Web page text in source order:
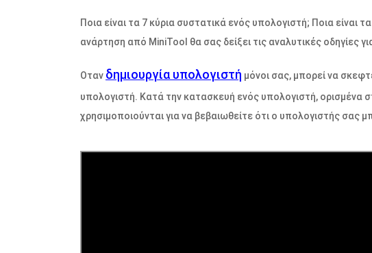
Ποια είναι τα 7 κύρια συστατικά ενός υπολογιστή; Ποια είναι
ανάρτηση από MiniTool θα σας δείξει τις αναλυτικές οδηγίες
Οταν δημιουργία υπολογιστή μόνοι σας, μπορεί να
υπολογιστή. Κατά την κατασκευή ενός υπολογιστή, ορισμένα
χρησιμοποιούνται για να βεβαιωθείτε ότι ο υπολογιστής σας